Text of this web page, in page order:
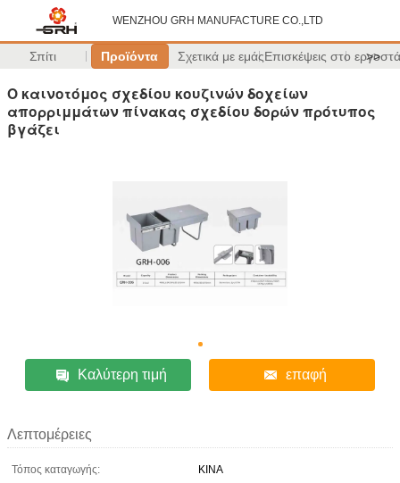
WENZHOU GRH MANUFACTURE CO.,LTD
Σπίτι Προϊόντα Σχετικά με εμάςΕπισκέψεις στο >>
Ο καινοτόμος σχεδίου κουζινών δοχείων
απορριμμάτων πίνακας σχεδίου δορών πρότυπος
βγάζει
Καλύτερη τιμή επαφή
Λεπτομέρειες
Τόπος καταγωγής:
ΚΙΝΑ